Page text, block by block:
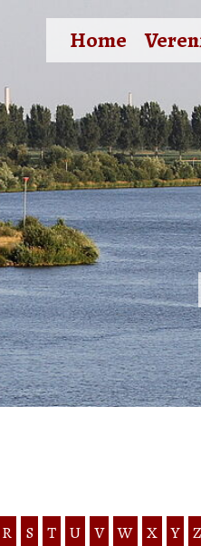
Home
R S T U V W X Y Z